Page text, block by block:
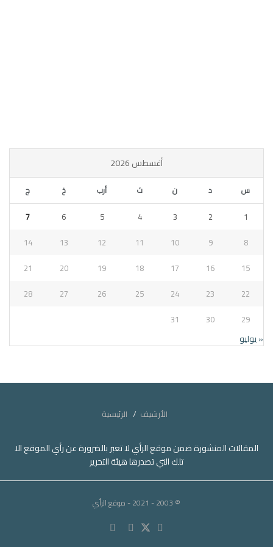
أغسطس 2026
س د ن ث أرب خ ج
1
2
3
4
5
6
7
8
9
10
11
12
13
14
15
16
17
18
19
20
21
22
23
24
25
26
27
28
29
30
31
« يوليو
الأرشيف الرئيسية
المقالات المنشورة ضمن موقع الرأي لا تعبر بالضرورة عن رأي الموقع الا
تلك التي تصدرها هيئة التحرير
© 2003 - 2021 - موقع الرأي